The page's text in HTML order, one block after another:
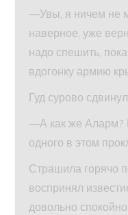
—Увы, я ничем не
наверное, уже
надо спешить,
вдогонку армию
Гуд сурово
—А как же Аларм?
одного в этом
Страшила горячо
воспринял
довольно спокойно.